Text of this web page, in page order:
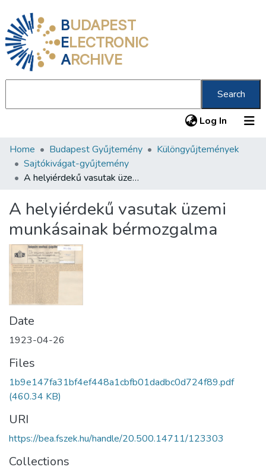
BUDAPEST
ELECTRONIC
ARCHIVE
Search
Log In (current)
Communities & Collections
All of DSpace
About us
Home Budapest Gyűjtemény
Különgyűjtemények
Sajtókivágat-gyűjtemény
A helyiérdekű vasutak üzemi munkásainak bérmozgalma
A helyiérdekű vasutak üzemi
munkásainak bérmozgalma
Date
1923-04-26
Files
1b9e147fa31bf4ef448a1cbfb01dadbc0d724f89.pdf
(460.34 KB)
URI
https://bea.fszek.hu/handle/20.500.14711/123303
Collections